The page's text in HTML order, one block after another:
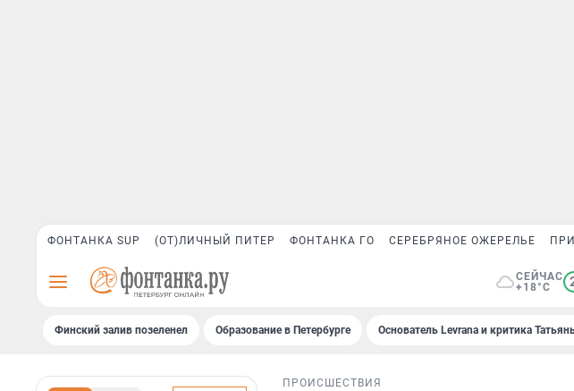
ФОНТАНКА SUP (ОТ)ЛИЧНЫЙ ПИТЕР ФОНТАНКА ГО СЕРЕБРЯНОЕ ОЖЕРЕЛЬЕ
СЕЙЧАС
+18°C
Финский залив позеленел Образование в Петербурге Основатель Levrana и критика
ПРОИСШЕСТВИЯ